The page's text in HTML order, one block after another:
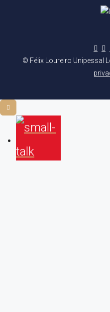
© Félix Loureiro Unipessal